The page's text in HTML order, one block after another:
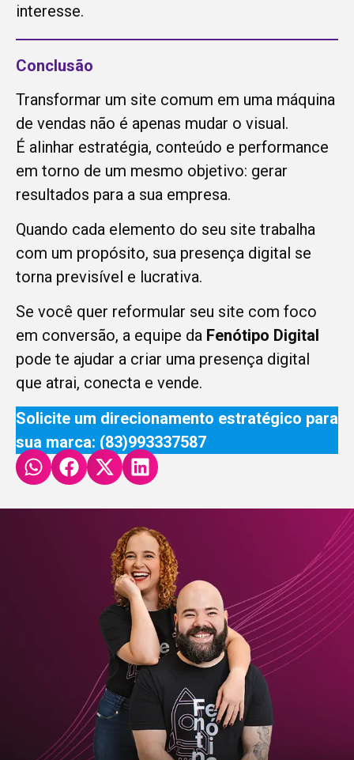
interesse.
Conclusão
Transformar um site comum em uma máquina
de vendas não é apenas mudar o visual.
É alinhar estratégia, conteúdo e performance
em torno de um mesmo objetivo: gerar
resultados para a sua empresa.
Quando cada elemento do seu site trabalha
com um propósito, sua presença digital se
torna previsível e lucrativa.
Se você quer reformular seu site com foco
em conversão, a equipe da Fenótipo Digital
pode te ajudar a criar uma presença digital
que atrai, conecta e vende.
Solicite um direcionamento estratégico para
sua marca: (83)993337587